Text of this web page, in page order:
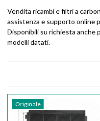
Vendita ricambi e filtri a
assistenza e supporto online
Disponibili su richiesta anche
modelli datati.
Originale